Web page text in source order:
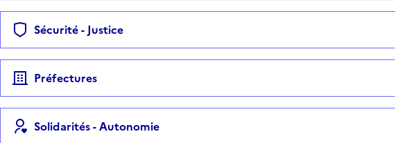
Sécurité - Justice
Préfectures
Solidarités - Autonomie